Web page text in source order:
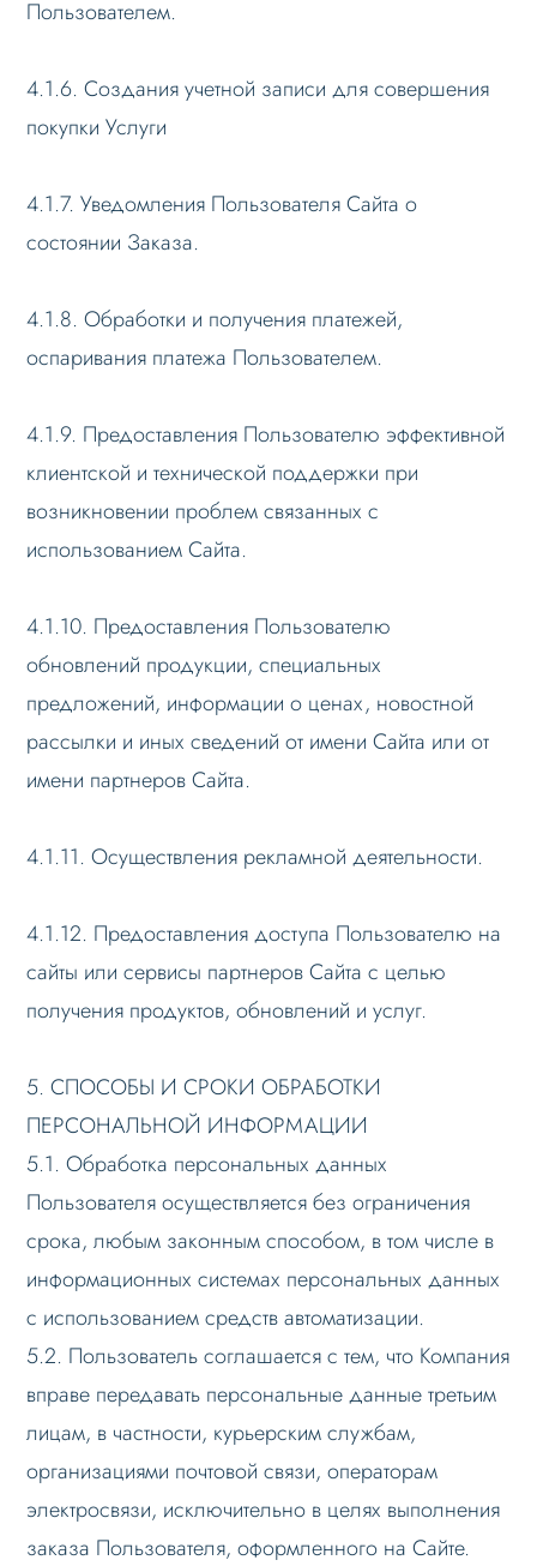
Пользователем.
4.1.6. Создания учетной записи для совершения
покупки Услуги
4.1.7. Уведомления Пользователя Сайта о
состоянии Заказа.
4.1.8. Обработки и получения платежей,
оспаривания платежа Пользователем.
4.1.9. Предоставления Пользователю эффективной
клиентской и технической поддержки при
возникновении проблем связанных с
использованием Сайта.
4.1.10. Предоставления Пользователю
обновлений продукции, специальных
предложений, информации о ценах, новостной
рассылки и иных сведений от имени Сайта или от
имени партнеров Сайта.
4.1.11. Осуществления рекламной деятельности.
4.1.12. Предоставления доступа Пользователю на
сайты или сервисы партнеров Сайта с целью
получения продуктов, обновлений и услуг.
5. СПОСОБЫ И СРОКИ ОБРАБОТКИ
ПЕРСОНАЛЬНОЙ ИНФОРМАЦИИ
5.1. Обработка персональных данных
Пользователя осуществляется без ограничения
срока, любым законным способом, в том числе в
информационных системах персональных данных
с использованием средств автоматизации.
5.2. Пользователь соглашается с тем, что Компания
вправе передавать персональные данные третьим
лицам, в частности, курьерским службам,
организациями почтовой связи, операторам
электросвязи, исключительно в целях выполнения
заказа Пользователя, оформленного на Сайте.